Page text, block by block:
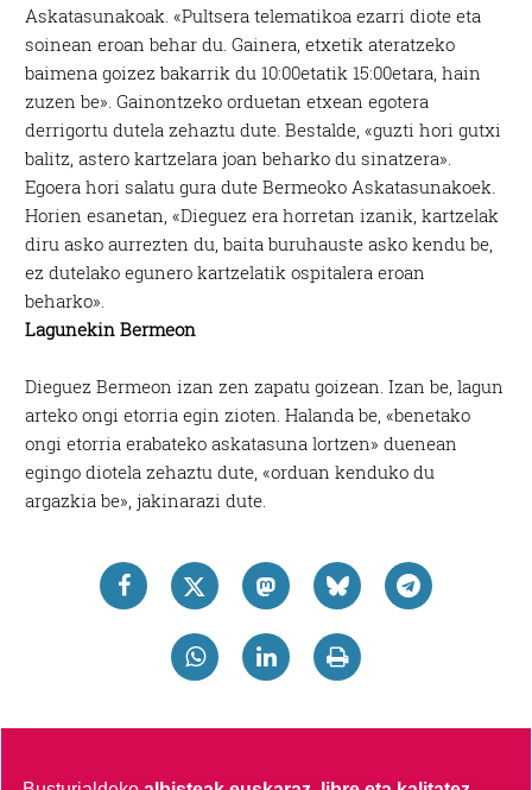
Askatasunakoak. «Pultsera telematikoa ezarri diote eta
soinean eroan behar du. Gainera, etxetik ateratzeko
baimena goizez bakarrik du 10:00etatik 15:00etara, hain
zuzen be». Gainontzeko orduetan etxean egotera
derrigortu dutela zehaztu dute. Bestalde, «guzti hori gutxi
balitz, astero kartzelara joan beharko du sinatzera».
Egoera hori salatu gura dute Bermeoko Askatasunakoek.
Horien esanetan, «Dieguez era horretan izanik, kartzelak
diru asko aurrezten du, baita buruhauste asko kendu be,
ez dutelako egunero kartzelatik ospitalera eroan
beharko».
Lagunekin Bermeon
Dieguez Bermeon izan zen zapatu goizean. Izan be, lagun
arteko ongi etorria egin zioten. Halanda be, «benetako
ongi etorria erabateko askatasuna lortzen» duenean
egingo diotela zehaztu dute, «orduan kenduko du
argazkia be», jakinarazi dute.